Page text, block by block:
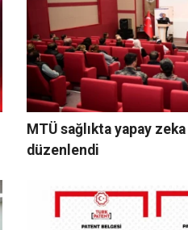
MTÜ sağlıkta yapay zeka
düzenlendi